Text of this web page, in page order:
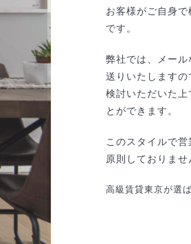
お客様がご自身
です。
弊社では、メー
送りいたしますの
検討いただいた上
とができます。
このスタイルで
原則しておりませ
高級賃貸東京が選